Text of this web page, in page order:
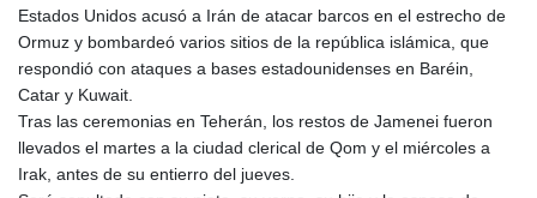
PLN 4.298497
PYG 6851.557409
QAR 4.212107
RSD 117.311005
RUB 95.047204
RWF 1694.395945
Estados Unidos acusó a Irán de atacar barcos en el estrecho de
Ormuz y bombardeó varios sitios de la república islámica, que
respondió con ataques a bases estadounidenses en Baréin,
Catar y Kuwait.
Tras las ceremonias en Teherán, los restos de Jamenei fueron
llevados el martes a la ciudad clerical de Qom y el miércoles a
Irak, antes de su entierro del jueves.